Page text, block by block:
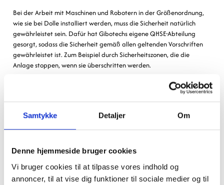
Samtykke Detaljer Om
Denne hjemmeside bruger cookies
Vi bruger cookies til at tilpasse vores indhold og
annoncer, til at vise dig funktioner til sociale medier og til
Bei der Arbeit mit Maschinen und Robotern in der Größenordnung,
wie sie bei Dolle installiert werden, muss die Sicherheit natürlich
gewährleistet sein. Dafür hat Gibotechs eigene QHSE-Abteilung
gesorgt, sodass die Sicherheit gemäß allen geltenden Vorschriften
gewährleistet ist. Zum Beispiel durch Sicherheitszonen, die die
Anlage stoppen, wenn sie überschritten werden.
Die CNC-Maschine für Dolle wurde zum Teil aufgrund ihrer extremen
Stabilität ausgewählt, vor allem aber wegen der vertikalen
Bearbeitungsebene, die dafür sorgt, dass alle Späne und Abfälle auf
ein Förderband am Boden der Maschine fallen. Durch diesen Prozess
einer höheren Stückzahl an bearbeiteten Werkstücken führt.
Wir wollten unsere Produktion noch